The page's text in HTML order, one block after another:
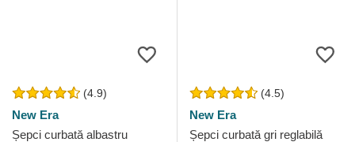
(4.9)
New Era
Șepci curbată albastru
(4.5)
New Era
Șepci curbată gri reglabilă